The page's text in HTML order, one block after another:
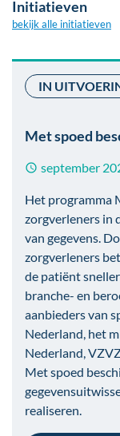
Initiatieven
bekijk alle initiatieven
IN
Met spoed
september
Het programma
zorgverleners in
van gegevens.
zorgverleners
de patiënt
branche- en
aanbieders van
Nederland, het
Nederland,
Met spoed
realiseren.